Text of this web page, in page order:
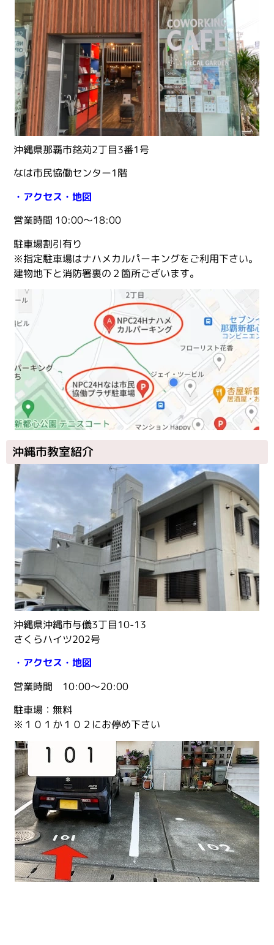
沖縄県那覇市銘苅2丁目3番1号
なは市民協働センター1階
・アクセス・地図
営業時間 10:00〜18:00
駐車場割引有り
※指定駐車場はナハメカルパーキングをご利用下さい。
建物地下と消防署裏の２箇所ございます。
沖縄市教室紹介
沖縄県沖縄市与儀3丁目10-13
さくらハイツ202号
・アクセス・地図
営業時間 10:00〜20:00
駐車場：無料
※１０１か１０２にお停め下さい